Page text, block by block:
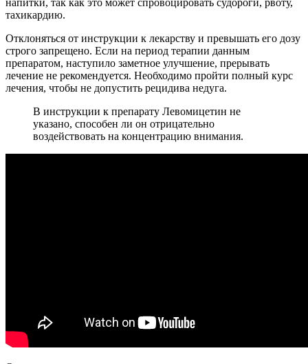
напитки, так как это может спровоцировать судороги, рвоту,
тахикардию.
Отклоняться от инструкции к лекарству и превышать его дозу
строго запрещено. Если на период терапии данным
препаратом, наступило заметное улучшение, прерывать
лечение не рекомендуется. Необходимо пройти полный курс
лечения, чтобы не допустить рецидива недуга.
В инструкции к препарату Левомицетин не
указано, способен ли он отрицательно
воздействовать на концентрацию внимания.